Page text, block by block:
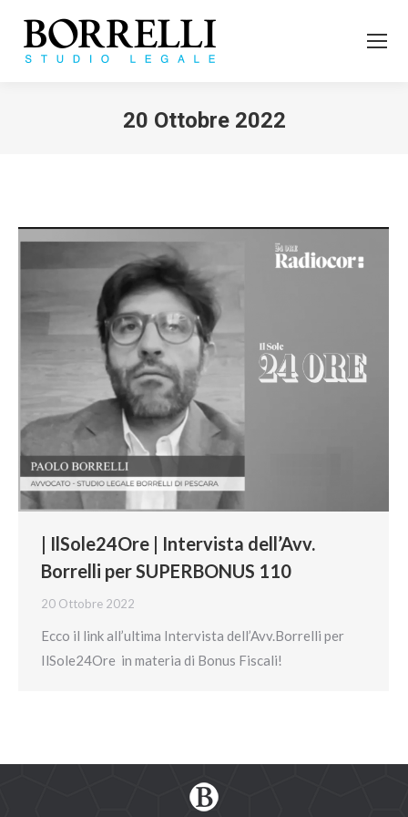
20 Ottobre 2022
| IlSole24Ore | Intervista dell’Avv.
Borrelli per SUPERBONUS 110
20 Ottobre 2022
Ecco il link all’ultima Intervista dell’Avv.Borrelli per
IlSole24Ore in materia di Bonus Fiscali!